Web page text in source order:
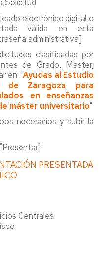
Solicitud
electrónico digital o
válida en esta
administrativa]
clasificadas por
de Grado, Master,
en: "Ayudas al Estudio
de Zaragoza para
en enseñanzas
máster universitario"
necesarios y subir la
PRESENTADA
Centrales